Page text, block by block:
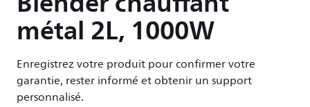
métal 2L, 1000W
Enregistrez votre produit pour confirmer votre
garantie, rester informé et obtenir un support
personnalisé.